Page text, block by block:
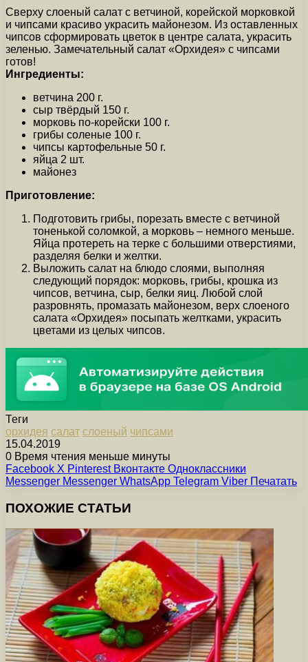
Сверху слоеный салат с ветчиной, корейской морковкой
и чипсами красиво украсить майонезом. Из оставленных
чипсов сформировать цветок в центре салата, украсить
зеленью. Замечательный салат «Орхидея» с чипсами
готов!
Ингредиенты:
ветчина 200 г.
сыр твёрдый 150 г.
морковь по-корейски 100 г.
грибы соленые 100 г.
чипсы картофельные 50 г.
яйца 2 шт.
майонез
Приготовление:
Подготовить грибы, порезать вместе с ветчиной
тоненькой соломкой, а морковь – немного меньше.
Яйца протереть на терке с большими отверстиями,
разделяя белки и желтки.
Выложить салат на блюдо слоями, выполняя
следующий порядок: морковь, грибы, крошка из
чипсов, ветчина, сыр, белки яиц. Любой слой
разровнять, промазать майонезом, верх слоеного
салата «Орхидея» посыпать желтками, украсить
цветами из целых чипсов.
Теги
орхидея салат слоеный чипсами
15.04.2019
0 Время чтения меньше минуты
Facebook X Pinterest Вконтакте Одноклассники
Messenger Messenger WhatsApp Telegram Viber Печатать
ПОХОЖИЕ СТАТЬИ